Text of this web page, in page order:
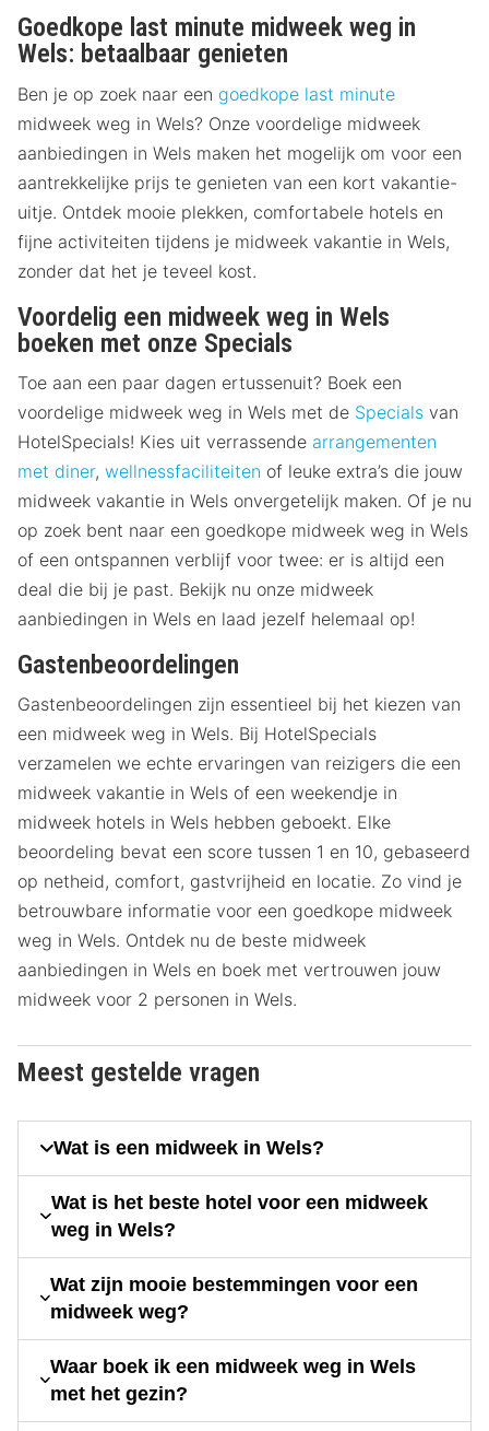
Goedkope last minute midweek weg in
Wels: betaalbaar genieten
Ben je op zoek naar een goedkope last minute
midweek weg in Wels? Onze voordelige midweek
aanbiedingen in Wels maken het mogelijk om voor een
aantrekkelijke prijs te genieten van een kort vakantie-
uitje. Ontdek mooie plekken, comfortabele hotels en
fijne activiteiten tijdens je midweek vakantie in Wels,
zonder dat het je teveel kost.
Voordelig een midweek weg in Wels
boeken met onze Specials
Toe aan een paar dagen ertussenuit? Boek een
voordelige midweek weg in Wels met de Specials van
HotelSpecials! Kies uit verrassende arrangementen
met diner, wellnessfaciliteiten of leuke extra’s die jouw
midweek vakantie in Wels onvergetelijk maken. Of je nu
op zoek bent naar een goedkope midweek weg in Wels
of een ontspannen verblijf voor twee: er is altijd een
deal die bij je past. Bekijk nu onze midweek
aanbiedingen in Wels en laad jezelf helemaal op!
Gastenbeoordelingen
Gastenbeoordelingen zijn essentieel bij het kiezen van
een midweek weg in Wels. Bij HotelSpecials
verzamelen we echte ervaringen van reizigers die een
midweek vakantie in Wels of een weekendje in
midweek hotels in Wels hebben geboekt. Elke
beoordeling bevat een score tussen 1 en 10, gebaseerd
op netheid, comfort, gastvrijheid en locatie. Zo vind je
betrouwbare informatie voor een goedkope midweek
weg in Wels. Ontdek nu de beste midweek
aanbiedingen in Wels en boek met vertrouwen jouw
midweek voor 2 personen in Wels.
Meest gestelde vragen
Wat is een midweek in Wels?
Wat is het beste hotel voor een midweek
weg in Wels?
Wat zijn mooie bestemmingen voor een
midweek weg?
Waar boek ik een midweek weg in Wels
met het gezin?